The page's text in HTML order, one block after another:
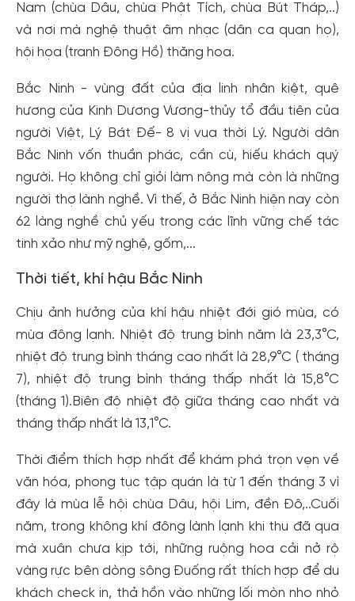
Nam (chùa Dâu, chùa Phật Tích, chùa Bút Tháp,..)
và nơi mà nghệ thuật âm nhạc (dân ca quan họ),
hội họa (tranh Đông Hồ) thăng hoa.
Bắc Ninh - vùng đất của địa linh nhân kiệt, quê
hương của Kinh Dương Vương-thủy tổ đầu tiên của
người Việt, Lý Bát Đế- 8 vị vua thời Lý. Người dân
Bắc Ninh vốn thuần phác, cần cù, hiếu khách quý
người. Họ không chỉ giỏi làm nông mà còn là những
người thợ lành nghề. Vì thế, ở Bắc Ninh hiện nay còn
62 làng nghề chủ yếu trong các lĩnh vững chế tác
tinh xảo như mỹ nghệ, gốm,...
Thời tiết, khí hậu Bắc Ninh
Chịu ảnh hưởng của khí hậu nhiệt đới gió mùa, có
mùa đông lạnh. Nhiệt độ trung bình năm là 23,3°C,
nhiệt độ trung bình tháng cao nhất là 28,9°C ( tháng
7), nhiệt độ trung bình tháng thấp nhất là 15,8°C
(tháng 1).Biên độ nhiệt độ giữa tháng cao nhất và
tháng thấp nhất là 13,1°C.
Thời điểm thích hợp nhất để khám phá trọn vẹn về
văn hóa, phong tục tập quán là từ 1 đến tháng 3 vì
đây là mùa lễ hội chùa Dâu, hội Lim, đền Đô,..Cuối
năm, trong không khí đông lành lạnh khi thu đã qua
mà xuân chưa kịp tới, những ruộng hoa cải nở rộ
vàng rực bên dòng sông Đuống rất thích hợp để du
khách check in, thả hồn vào những lối mòn nho nhỏ